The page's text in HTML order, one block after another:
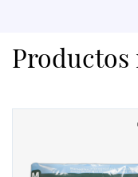
Productos